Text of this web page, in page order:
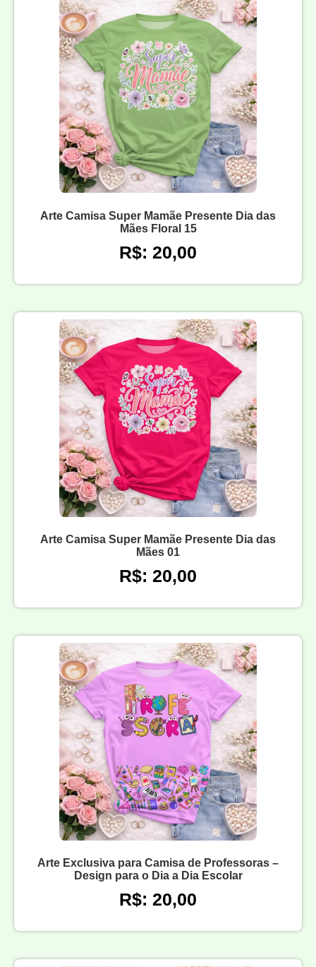
Arte Camisa Super Mamãe Presente Dia das
Mães Floral 15
R$: 20,00
Arte Camisa Super Mamãe Presente Dia das
Mães 01
R$: 20,00
Arte Exclusiva para Camisa de Professoras –
Design para o Dia a Dia Escolar
R$: 20,00